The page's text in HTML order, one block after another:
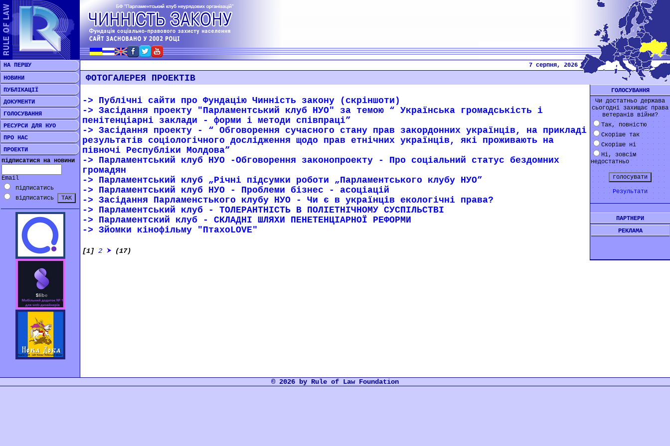
НА ПЕРШУ
7 серпня, 2026
НОВИНИ
ПУБЛІКАЦІЇ
ДОКУМЕНТИ
ГОЛОСУВАННЯ
РЕСУРСИ ДЛЯ НУО
ПРО НАС
ПРОЕКТИ
підписатися на новини
Email
підписатись
відписатись
ФОТОГАЛЕРЕЯ ПРОЕКТІВ
-> Публічні сайти про Фундацію Чинність закону (скріншоти)
-> Засідання проекту "Парламентський клуб НУО" за темою “ Українська громадськість і
пенітенціарні заклади - форми і методи співпраці”
-> Засідання проекту - “ Обговорення сучасного стану прав закордонних українців, на прикладі
результатів соціологічного дослідження щодо прав етнічних українців, які проживають на
півночі Республіки Молдова”
-> Парламентський клуб НУО -Обговорення законопроекту - Про соціальний статус бездомних
громадян
-> Парламентський клуб „Річні підсумки роботи „Парламентського клубу НУО”
-> Парламентський клуб НУО - Проблеми бізнес - асоціацій
-> Засідання Парламенстького клубу НУО - Чи є в українців екологічні права?
-> Парламентський клуб - ТОЛЕРАНТНІСТЬ В ПОЛІЕТНІЧНОМУ СУСПІЛЬСТВІ
-> Парламентский клуб - СКЛАДНІ ШЛЯХИ ПЕНЕТЕНЦІАРНОЇ РЕФОРМИ
-> Зйомки кінофільму "ПтахоLOVE"
[1] 2 (17)
ГОЛОСУВАННЯ
Чи достатньо держава
сьогодні захищає права
ветеранів війни?
Так, повністю
Скоріше так
Скоріше ні
Ні, зовсім
недостатньо
Результати
ПАРТНЕРИ
РЕКЛАМА
© 2026 by Rule of Law Foundation